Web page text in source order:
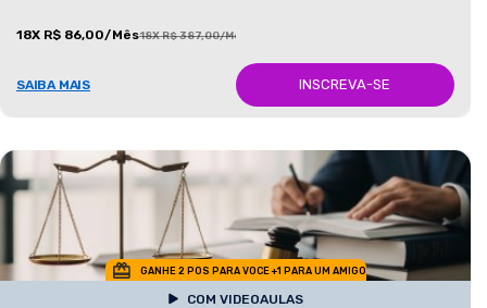
18X R$ 86,00/Mês18X R$ 387,00/Mês
SAIBA MAIS INSCREVA-SE
GANHE 2 POS PARA VOCE +1 PARA UM AMIGO
COM VIDEOAULAS